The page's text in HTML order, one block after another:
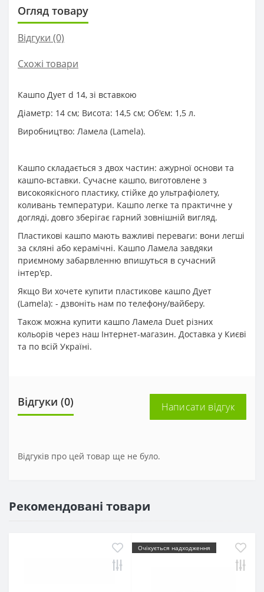
Огляд товару
Відгуки (0)
Схожі товари
Кашпо Дует d 14, зі вставкою
Діаметр: 14 см; Висота: 14,5 см; Об'єм: 1,5 л.
Виробництво: Ламела (Lamela).
Кашпо складається з двох частин: ажурної основи та
кашпо-вставки. Сучасне кашпо, виготовлене з
високоякісного пластику, стійке до ультрафіолету,
коливань температури. Кашпо легке та практичне у
догляді, довго зберігає гарний зовнішній вигляд.
Пластикові кашпо мають важливі переваги: вони легші
за скляні або керамічні. Кашпо Ламела завдяки
приємному забарвленню впишуться в сучасний
інтер'єр.
Якщо Ви хочете купити пластикове кашпо Дует
(Lamela): - дзвоніть нам по телефону/вайберу.
Також можна купити кашпо Ламела Duet різних
кольорів через наш Інтернет-магазин. Доставка у Києві
та по всій Україні.
Відгуки (0) Написати відгук
Відгуків про цей товар ще не було.
Рекомендовані товари
Очікується надходження